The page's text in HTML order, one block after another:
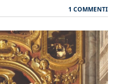
1 COMMENTI